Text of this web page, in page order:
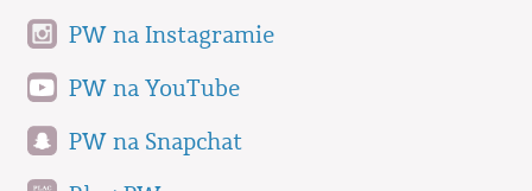
PW na Instagramie
PW na YouTube
PW na Snapchat